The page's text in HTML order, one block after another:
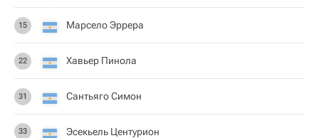
15 Марсело Эррера
22 Хавьер Пинола
31 Сантьяго Симон
33 Эсекьель Центурион